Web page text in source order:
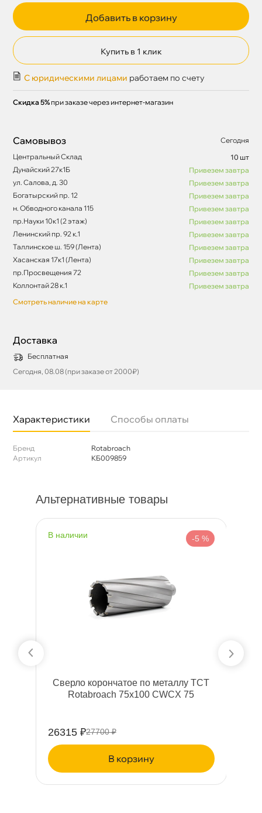
Добавить в корзину
Купить в 1 клик
С юридическими лицами работаем по счету
Скидка 5% при заказе через интернет-магазин
Самовывоз
Сегодня
Центральный Склад
10 шт
Дунайский 27к1Б
Привезем завтра
ул. Салова, д. 30
Привезем завтра
Богатырский пр. 12
Привезем завтра
н. Обводного канала 115
Привезем завтра
пр.Науки 10к1 (2 этаж)
Привезем завтра
Ленинский пр. 92 к.1
Привезем завтра
Таллинское ш. 159 (Лента)
Привезем завтра
Хасанская 17к1 (Лента)
Привезем завтра
пр.Просвещения 72
Привезем завтра
Коллонтай 28 к.1
Привезем завтра
Смотреть наличие на карте
Доставка
Бесплатная
Сегодня, 08.08 (при заказе от 2000₽)
Характеристики Способы оплаты
Бренд
Rotabroach
Артикул
КБ009859
Альтернативные товары
наличии -5 %
Сверло корончатое по металлу TCT
Rotabroach 75х100 CWCX 75
26315 ₽27700 ₽
корзину